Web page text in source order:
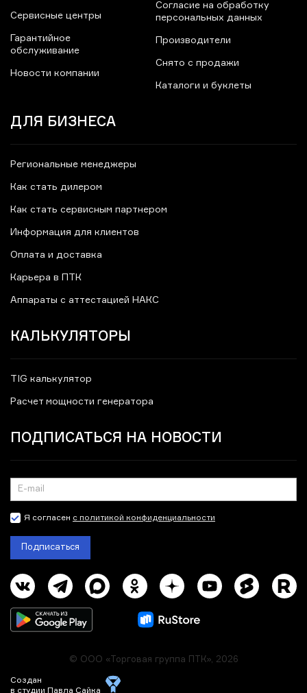
Сервисные центры
Гарантийное
обслуживание
Новости компании
Согласие на обработку
персональных данных
Производители
Снято с продажи
Каталоги и буклеты
ДЛЯ БИЗНЕСА
Региональные менеджеры
Как стать дилером
Как стать сервисным партнером
Информация для клиентов
Оплата и доставка
Карьера в ПТК
Аппараты с аттестацией НАКС
КАЛЬКУЛЯТОРЫ
TIG калькулятор
Расчет мощности генератора
ПОДПИСАТЬСЯ НА НОВОСТИ
Я согласен с политикой конфиденциальности
Подписаться
Создан
в студии Павла Сайка
© ООО «Торговая группа ПТК», 2026